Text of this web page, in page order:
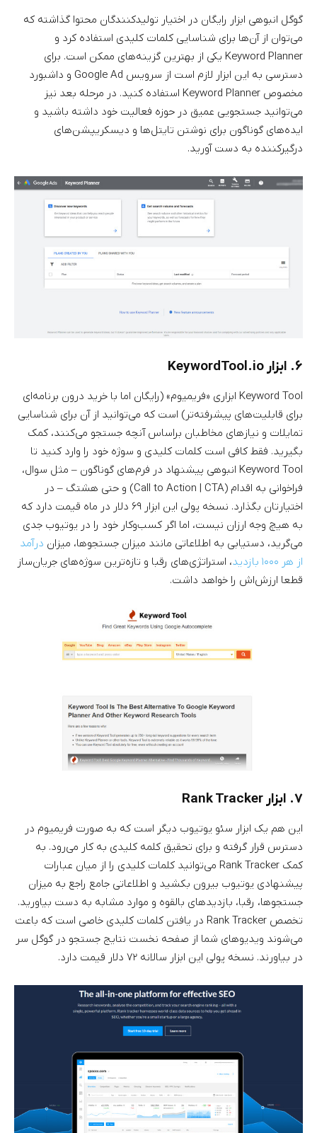
گوگل انبوهی ابزار رایگان در اختیار تولیدکنندگان محتوا گذاشته که
می‌توان از آن‌ها برای شناسایی کلمات کلیدی استفاده کرد و
Keyword Planner یکی از بهترین گزینه‌های ممکن است. برای
دسترسی به این ابزار لازم است از سرویس Google Ad و داشبورد
مخصوص Keyword Planner استفاده کنید. در مرحله بعد نیز
می‌توانید جستجویی عمیق در حوزه فعالیت خود داشته باشید و
ایده‌های گوناگون برای نوشتن تایتل‌ها و دیسکریپشن‌های
درگیرکننده به دست آورید.
۶. ابزار KeywordTool.io
Keyword Tool ابزاری «فریمیوم» (رایگان اما با خرید درون برنامه‌ای
برای قابلیت‌های پیشرفته‌تر) است که می‌توانید از آن برای شناسایی
تمایلات و نیازهای مخاطبان براساس آنچه جستجو می‌کنند، کمک
بگیرید. فقط کافی است کلمات کلیدی و سوژه خود را وارد کنید تا
Keyword Tool انبوهی پیشنهاد در فرم‌های گوناگون – مثل سوال،
فراخوانی به اقدام (Call to Action | CTA) و حتی هشتگ – در
اختیارتان بگذارد. نسخه پولی این ابزار ۶۹ دلار در ماه قیمت دارد که
به هیچ وجه ارزان نیست، اما اگر کسب‌وکار خود را در یوتیوب جدی
می‌گرید، دستیابی به اطلاعاتی مانند میزان جستجوها، میزان درآمد
از هر ۱۰۰۰ بازدید
، استراتژی‌های رقبا و تازه‌ترین سوژه‌های جریان‌ساز
قطعا ارزش‌اش را خواهد داشت.
۷. ابزار Rank Tracker
این هم یک ابزار سئو یوتیوب دیگر است که به صورت فریمیوم در
دسترس قرار گرفته و برای تحقیق کلمه کلیدی به کار می‌رود. به
کمک Rank Tracker می‌توانید کلمات کلیدی را از میان عبارات
پیشنهادی یوتیوب بیرون بکشید و اطلاعاتی جامع راجع به میزان
جستجوها، رقبا، بازدیدهای بالقوه و موارد مشابه به دست بیاورید.
تخصص Rank Tracker در یافتن کلمات کلیدی خاصی است که باعث
می‌شوند ویدیوهای شما از صفحه نخست نتایج جستجو در گوگل سر
در بیاورند. نسخه پولی این ابزار سالانه ۷۲ دلار قیمت دارد.